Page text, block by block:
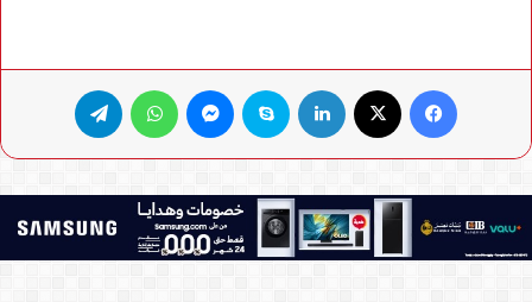
فيسبوك لينكدإن سكايب ماسنجر واتساب